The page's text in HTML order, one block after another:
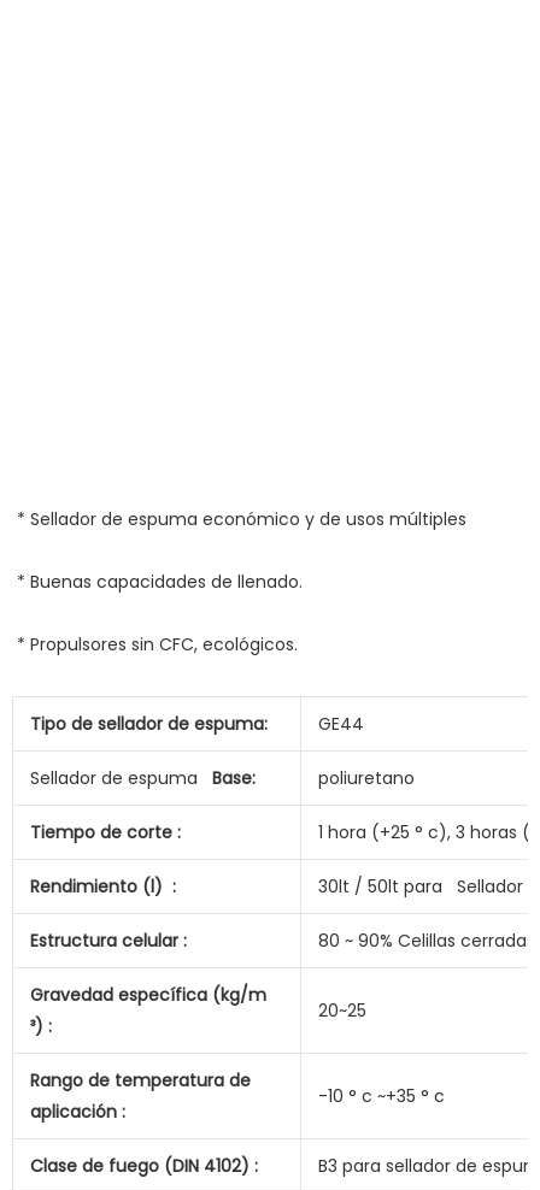
Tipo de sellador de espuma: GE44
Sellador de espuma Base: poliuretano
Tiempo de corte : 1 hora (+25 ° c), 3 horas
Rendimiento (l) : 30lt / 50lt para Sellador
Estructura celular : 80 ~ 90% Celillas cerradas
Gravedad específica (kg/m
³) :
20~25
Rango de temperatura de
aplicación :
-10 ° c ~+35 ° c
Clase de fuego (DIN 4102) : B3 para sellador de